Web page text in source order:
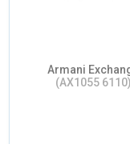
Armani
(AX1055 6110)